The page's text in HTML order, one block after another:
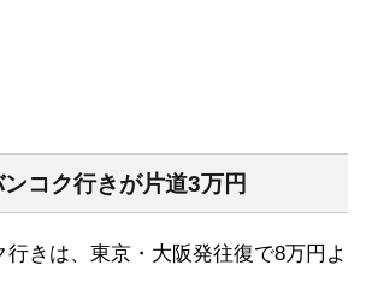
コク行きが片道3万円
きは、東京・大阪発往復で8万円よ